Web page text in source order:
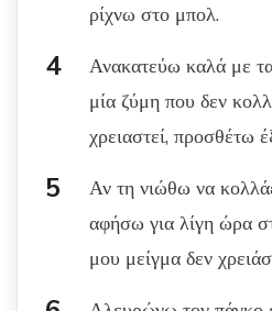
ρίχνω στο μπολ.
Ανακατεύω καλά με
μία ζύμη που δεν
χρειαστεί, προσθέτω
Αν τη νιώθω να
αφήσω για λίγη ώρα
μου μείγμα δεν